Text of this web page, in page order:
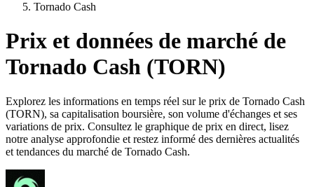
Tornado Cash
Prix et données de marché de
Tornado Cash (TORN)
Explorez les informations en temps réel sur le prix de Tornado Cash
(TORN), sa capitalisation boursière, son volume d'échanges et ses
variations de prix. Consultez le graphique de prix en direct, lisez
notre analyse approfondie et restez informé des dernières actualités
et tendances du marché de Tornado Cash.